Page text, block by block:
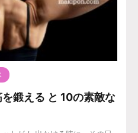
鍛える と 10の素敵な